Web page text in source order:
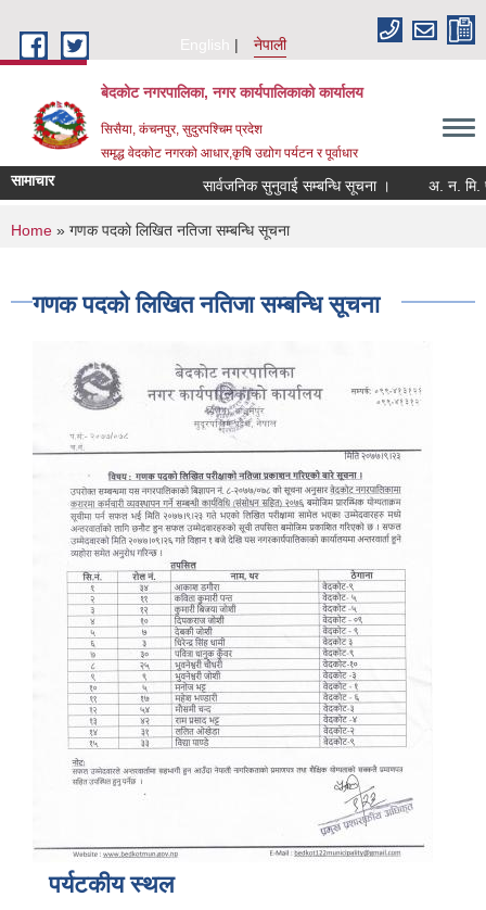
English
नेपाली
बेदकोट नगरपालिका, नगर कार्यपालिकाको कार्यालय
सिसैया, कंचनपुर, सुदुरपश्चिम प्रदेश
समृद्ध वेदकोट नगरको आधार,कृषि उद्योग पर्यटन र पूर्वाधार
सामाचार सार्वजनिक सुनुवाई सम्बन्धि सूचना ।
You are here
Home » गणक पदकाे लिखित नतिजा सम्बन्धि सूचना
गणक पदकाे लिखित नतिजा सम्बन्धि सूचना
पर्यटकीय स्थल